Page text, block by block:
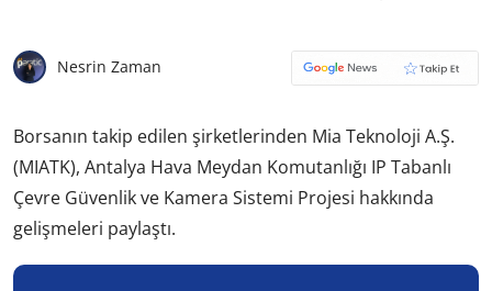
Nesrin Zaman
Borsanın takip edilen şirketlerinden Mia Teknoloji A.Ş.
(MIATK), Antalya Hava Meydan Komutanlığı IP Tabanlı
Çevre Güvenlik ve Kamera Sistemi Projesi hakkında
gelişmeleri paylaştı.